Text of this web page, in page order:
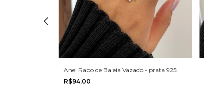
Anel Rabo de Baleia Vazado - prata 925
R$94,00